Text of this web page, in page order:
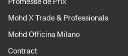
Mohd X Trade & Professionals
Mohd Officina Milano
Contract